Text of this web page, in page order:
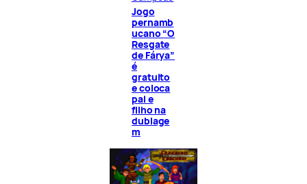
Jogo
pernamb
ucano “O
Resgate
de Fárya”
é
gratuito
e coloca
pai e
filho na
dublage
m